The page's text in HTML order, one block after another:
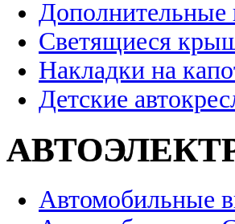
Дополнительные
Светящиеся
Накладки на
Детские
Автомобильные